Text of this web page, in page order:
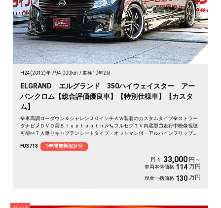
H24(2012)年 94,000km 車検10年2月
ELGRAND エルグランド 350ハイウェイスター アー
バンクロム【総合評価優良車】【特別仕様車】【カスタ
ム】
💎車高調ローダウン＆シャレン２０インチＡＷ装着のカスタムタイプ💎ストラー
ダナビ🗾ＤＶＤ📀Ｂｌｕｅｔｏｏｔｈ🎶📞フルセグＴＶ内蔵型📺走行中映像視聴
可能👀７人乗りキャプテンシートタイプ・オットマン付・アルパインフリップダ
両側パワースライドドア＆パワーバックドア付で大型ドアも楽々開閉🚪
FU3718 1年間無料保証付
月々 33,000 円～
車両本体価格 114 万円
現金一括価格 130 万円